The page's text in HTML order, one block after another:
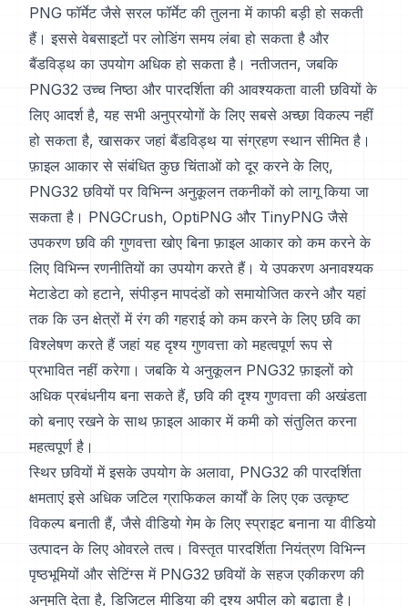
PNG फॉर्मेट जैसे सरल फॉर्मेट की तुलना में काफी बड़ी हो सकती
हैं। इससे वेबसाइटों पर लोडिंग समय लंबा हो सकता है और
बैंडविड्थ का उपयोग अधिक हो सकता है। नतीजतन, जबकि
PNG32 उच्च निष्ठा और पारदर्शिता की आवश्यकता वाली छवियों के
लिए आदर्श है, यह सभी अनुप्रयोगों के लिए सबसे अच्छा विकल्प नहीं
हो सकता है, खासकर जहां बैंडविड्थ या संग्रहण स्थान सीमित है।
फ़ाइल आकार से संबंधित कुछ चिंताओं को दूर करने के लिए,
PNG32 छवियों पर विभिन्न अनुकूलन तकनीकों को लागू किया जा
सकता है। PNGCrush, OptiPNG और TinyPNG जैसे
उपकरण छवि की गुणवत्ता खोए बिना फ़ाइल आकार को कम करने के
लिए विभिन्न रणनीतियों का उपयोग करते हैं। ये उपकरण अनावश्यक
मेटाडेटा को हटाने, संपीड़न मापदंडों को समायोजित करने और यहां
तक कि उन क्षेत्रों में रंग की गहराई को कम करने के लिए छवि का
विश्लेषण करते हैं जहां यह दृश्य गुणवत्ता को महत्वपूर्ण रूप से
प्रभावित नहीं करेगा। जबकि ये अनुकूलन PNG32 फ़ाइलों को
अधिक प्रबंधनीय बना सकते हैं, छवि की दृश्य गुणवत्ता की अखंडता
को बनाए रखने के साथ फ़ाइल आकार में कमी को संतुलित करना
महत्वपूर्ण है।
स्थिर छवियों में इसके उपयोग के अलावा, PNG32 की पारदर्शिता
क्षमताएं इसे अधिक जटिल ग्राफिकल कार्यों के लिए एक उत्कृष्ट
विकल्प बनाती हैं, जैसे वीडियो गेम के लिए स्प्राइट बनाना या वीडियो
उत्पादन के लिए ओवरले तत्व। विस्तृत पारदर्शिता नियंत्रण विभिन्न
पृष्ठभूमियों और सेटिंग्स में PNG32 छवियों के सहज एकीकरण की
अनुमति देता है, डिजिटल मीडिया की दृश्य अपील को बढ़ाता है।